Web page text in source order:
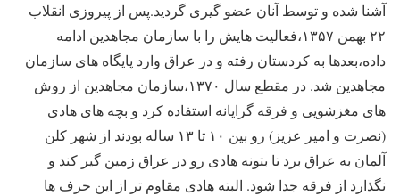
آشنا شده و توسط آنان عضو گیری گردید.پس از پیروزی انقلاب
۲۲ بهمن ۱۳۵۷،فعالیت هایش را با سازمان مجاهدین ادامه
داده،بعدها به کردستان رفته و در عراق وارد پایگاه های سازمان
مجاهدین شد. در مقطع سال ۱۳۷۰،سازمان مجاهدین از روش
های مغزشویی و فرقه گرایانه استفاده کرد و بچه های هادی
(نصرت و امیر عزیز) رو بین ۱۰ تا ۱۳ ساله بودند از شهر کلن
آلمان به عراق برد تا بتونه هادی رو در عراق زمین گیر کند و
نگذارد از فرقه جدا شود. البته هادی مقاوم تر از این حرف ها